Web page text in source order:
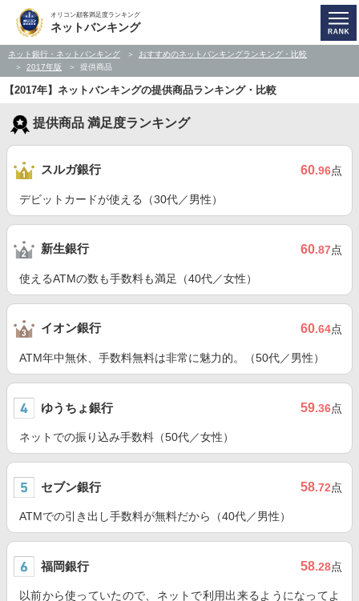
オリコン顧客満足度ランキング
ネットバンキング
ネット銀行・ネットバンキング
おすすめのネットバンキングランキング・比較
2017年版
提供商品
【2017年】ネットバンキングの提供商品ランキング・比較
提供商品 満足度ランキング
スルガ銀行 60.96点
デビットカードが使える（30代／男性）
新生銀行 60.87点
使えるATMの数も手数料も満足（40代／女性）
イオン銀行 60.64点
ATM年中無休、手数料無料は非常に魅力的。（50代／男性）
ゆうちょ銀行 59.36点
ネットでの振り込み手数料（50代／女性）
セブン銀行 58.72点
ATMでの引き出し手数料が無料だから（40代／男性）
福岡銀行 58.28点
以前から使っていたので、ネットで利用出来るようになってよ